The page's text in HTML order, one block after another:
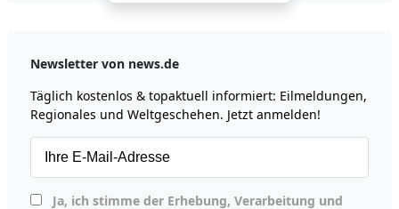
Newsletter von news.de
Täglich kostenlos & topaktuell informiert: Eilmeldungen,
Regionales und Weltgeschehen. Jetzt anmelden!